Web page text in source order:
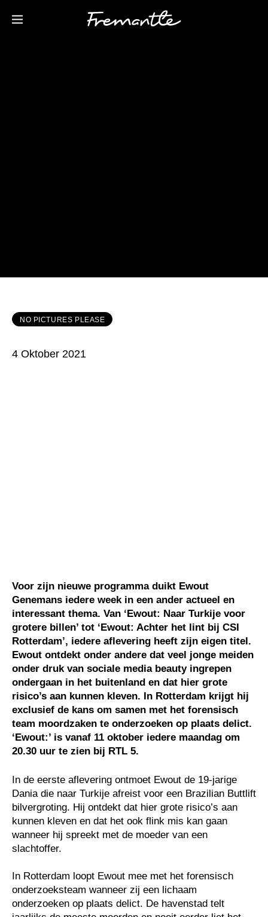
NO PICTURES PLEASE
4 Oktober 2021
Voor zijn nieuwe programma duikt Ewout
Genemans iedere week in een ander actueel en
interessant thema. Van ‘Ewout: Naar Turkije voor
grotere billen’ tot ‘Ewout: Achter het lint bij CSI
Rotterdam’, iedere aflevering heeft zijn eigen titel.
Ewout ontdekt onder andere dat veel jonge meiden
onder druk van sociale media beauty ingrepen
ondergaan in het buitenland en dat hier grote
risico’s aan kunnen kleven. In Rotterdam krijgt hij
exclusief de kans om samen met het forensisch
team moordzaken te onderzoeken op plaats delict.
‘Ewout:’ is vanaf 11 oktober iedere maandag om
20.30 uur te zien bij RTL 5.
In de eerste aflevering ontmoet Ewout de 19-jarige
Dania die naar Turkije afreist voor een Brazilian Buttlift
bilvergroting. Hij ontdekt dat hier grote risico’s aan
kunnen kleven en dat het ook flink mis kan gaan
wanneer hij spreekt met de moeder van een
slachtoffer.
In Rotterdam loopt Ewout mee met het forensisch
onderzoeksteam wanneer zij een lichaam
onderzoeken op plaats delict. De havenstad telt